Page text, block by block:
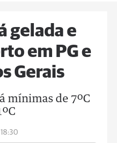
gelada e
em PG e
Gerais
mínimas de 7ºC